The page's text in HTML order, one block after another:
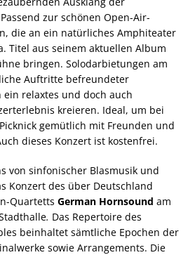
zur schönen Open-Air-
die an ein natürliches Amphiteater
Titel aus seinem aktuellen Album
bringen. Solodarbietungen am
Auftritte befreundeter
relaxtes und doch auch
kreieren. Ideal, um bei
gemütlich mit Freunden und
dieses Konzert ist kostenfrei.
von sinfonischer Blasmusik und
Konzert des über Deutschland
Quartetts German Hornsound am
. Das Repertoire des
beinhaltet sämtliche Epochen der
sowie Arrangements. Die